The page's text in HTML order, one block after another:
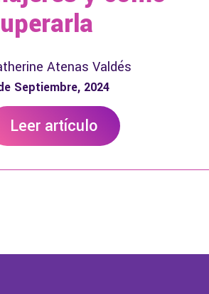
Atenas Valdés
Septiembre, 2024
Leer artículo